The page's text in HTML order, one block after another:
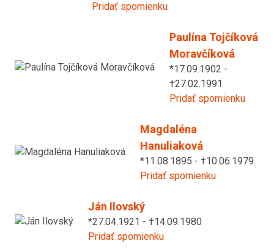
Pridať spomienku
Paulína Tojčíková
Moravčíková
*17.09.1902 -
†27.02.1991
Pridať spomienku
Magdaléna
Hanuliaková
*11.08.1895 - †10.06.1979
Pridať spomienku
Ján Ilovský
*27.04.1921 - †14.09.1980
Pridať spomienku